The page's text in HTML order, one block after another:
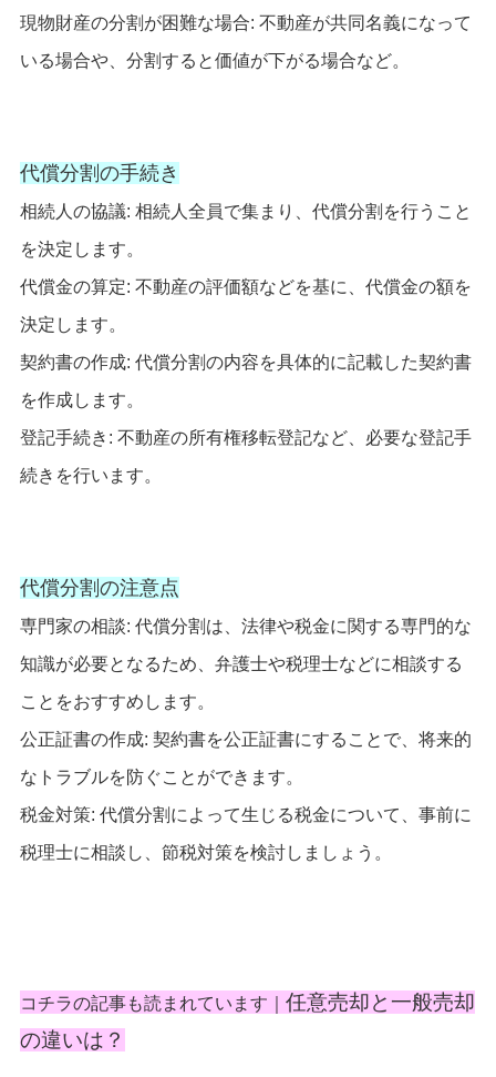
現物財産の分割が困難な場合: 不動産が共同名義になって
いる場合や、分割すると価値が下がる場合など。
代償分割の手続き
相続人の協議: 相続人全員で集まり、代償分割を行うこと
を決定します。
代償金の算定: 不動産の評価額などを基に、代償金の額を
決定します。
契約書の作成: 代償分割の内容を具体的に記載した契約書
を作成します。
登記手続き: 不動産の所有権移転登記など、必要な登記手
続きを行います。
代償分割の注意点
専門家の相談: 代償分割は、法律や税金に関する専門的な
知識が必要となるため、弁護士や税理士などに相談する
ことをおすすめします。
公正証書の作成: 契約書を公正証書にすることで、将来的
なトラブルを防ぐことができます。
税金対策: 代償分割によって生じる税金について、事前に
税理士に相談し、節税対策を検討しましょう。
コチラの記事も読まれています｜ 任意売却と一般売却
の違いは？